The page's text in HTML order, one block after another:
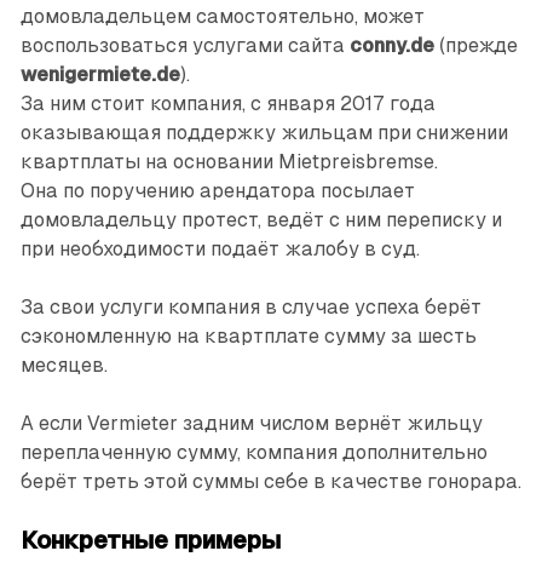
домовладельцем самостоятельно, может
воспользоваться услугами сайта conny.de(прежде
wenigermiete.de).
За ним стоит компания, с января 2017 года
оказывающая поддержку жильцам при снижении
квартплаты на основании Mietpreisbremse.
Она по поручению арендатора посылает
домовладельцу протест, ведёт с ним переписку и
при необходимости подаёт жалобу в суд.
За свои услуги компания в случае успеха берёт
сэкономленную на квартплате сумму за шесть
месяцев.
А если Vermieter задним числом вернёт жильцу
переплаченную сумму, компания дополнительно
берёт треть этой суммы себе в качестве гонорара.
Конкретные примеры